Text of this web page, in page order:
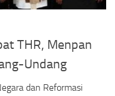
THR, Menpan
Undang
dan Reformasi